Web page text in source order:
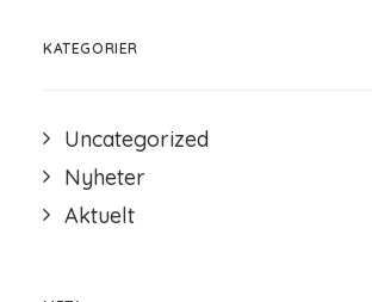
KATEGORIER
Uncategorized
Nyheter
Aktuelt